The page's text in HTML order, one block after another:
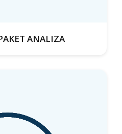
ANALIZA